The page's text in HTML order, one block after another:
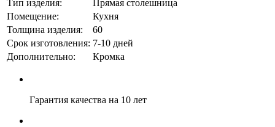
Тип изделия:
Прямая столешница
Помещение:
Кухня
Толщина изделия:
60
Срок изготовления: 7-10 дней
Дополнительно:
Кромка
Гарантия качества на 10 лет